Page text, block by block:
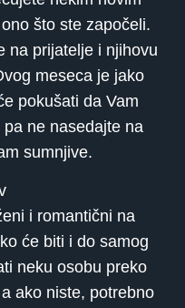
što ste započeli.
na prijatelje i njihovu
meseca je jako
pokušati da Vam
ne nasedajte na
sumnjive.
i romantični na
će biti i do samog
neku osobu preko
ako niste, potrebno